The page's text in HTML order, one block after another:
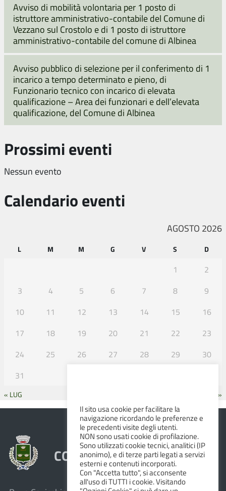
Avviso di mobilità volontaria per 1 posto di
istruttore amministrativo-contabile del Comune di
Vezzano sul Crostolo e di 1 posto di istruttore
amministrativo-contabile del comune di Albinea
Avviso pubblico di selezione per il conferimento di 1
incarico a tempo determinato e pieno, di
Funzionario tecnico con incarico di elevata
qualificazione – Area dei funzionari e dell’elevata
qualificazione, del Comune di Albinea
Prossimi eventi
Nessun evento
Calendario eventi
AGOSTO 2026
L M M G V S D
1
2
3
4 5 6 7 8
9
10
11 12 13 14 15
16
17
18 19 20 21 22
23
24
25 26 27 28 29
30
31
« LUG SET »
COMUNE DI ALBINEA
Il sito usa cookie per facilitare la
navigazione ricordando le preferenze e
le precedenti visite degli utenti.
NON sono usati cookie di profilazione.
Sono utilizzati cookie tecnici, analitici (IP
anonimo), e di terze parti legati a servizi
esterni e contenuti incorporati.
Con "Accetta tutto", si acconsente
all'uso di TUTTI i cookie. Visitando